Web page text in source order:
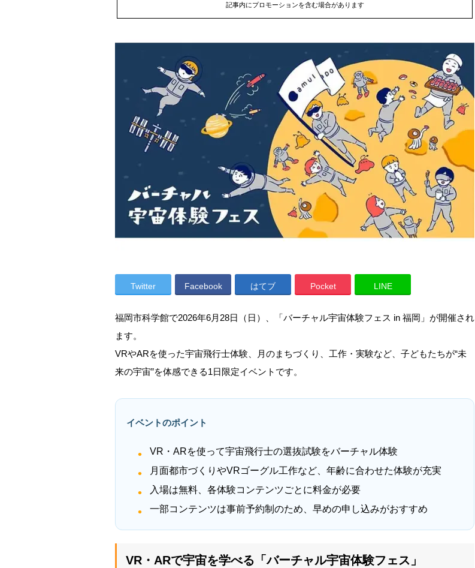
記事内にプロモーションを含む場合があります
Twitter Facebook はてブ Pocket LINE
福岡市科学館で2026年6月28日（日）、「バーチャル宇宙体験フェス in 福岡」が開催され
ます。
VRやARを使った宇宙飛行士体験、月のまちづくり、工作・実験など、子どもたちが“未
来の宇宙”を体感できる1日限定イベントです。
イベントのポイント
VR・ARを使って宇宙飛行士の選抜試験をバーチャル体験
月面都市づくりやVRゴーグル工作など、年齢に合わせた体験が充実
入場は無料、各体験コンテンツごとに料金が必要
一部コンテンツは事前予約制のため、早めの申し込みがおすすめ
VR・ARで宇宙を学べる「バーチャル宇宙体験フェス」